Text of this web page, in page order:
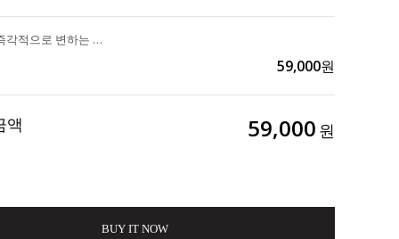
얼굴라인이 즉각적으로 변하는 리프팅 끝판왕 "DA99 리프팅 토너150ml" 3개 구매시 리프팅마스크 1ea 증정 102,000>>59,000
59,000원
액 59,000 원
BUY IT NOW